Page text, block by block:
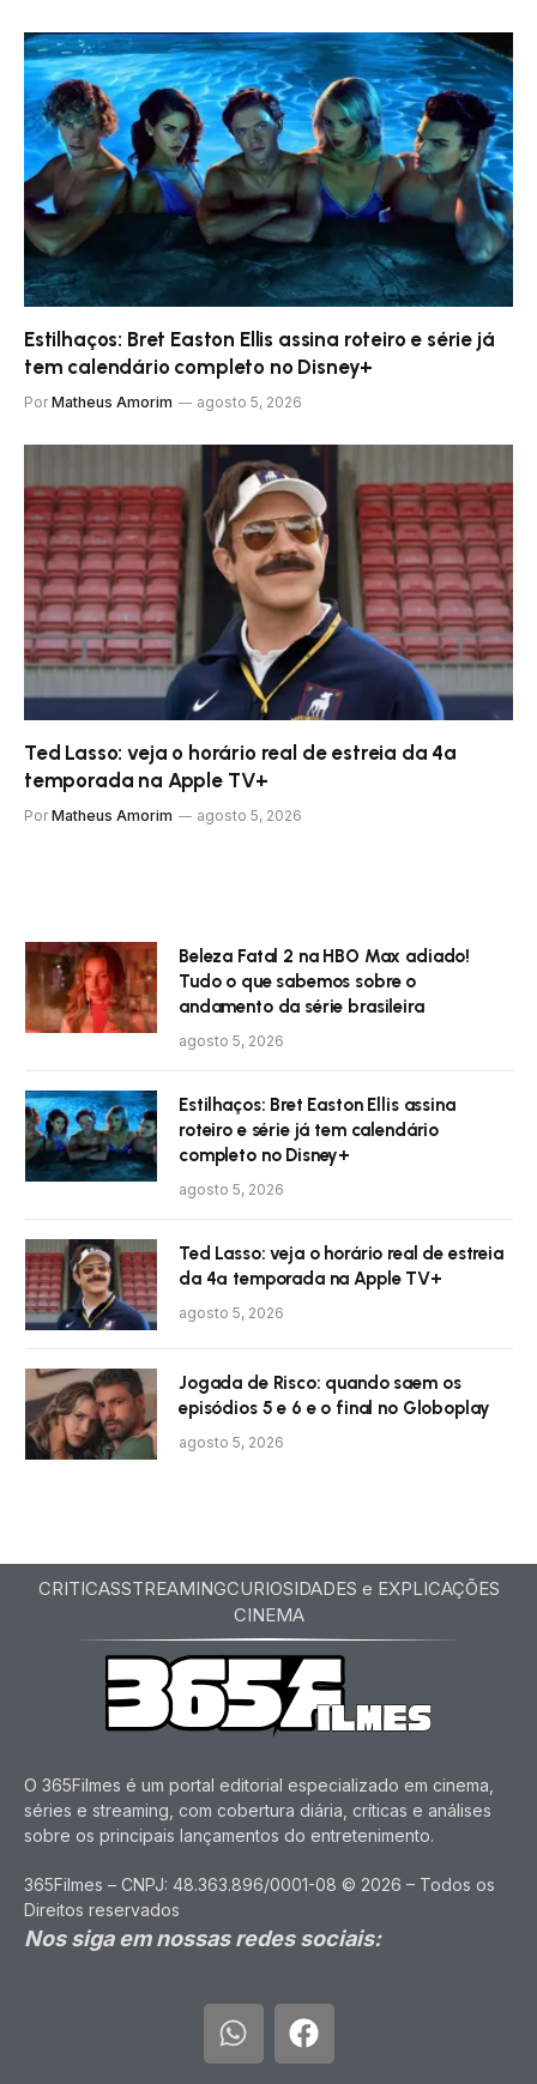
Estilhaços: Bret Easton Ellis assina roteiro e série já
tem calendário completo no Disney+
Por Matheus Amorim agosto 5, 2026
Ted Lasso: veja o horário real de estreia da 4ª
temporada na Apple TV+
Por Matheus Amorim agosto 5, 2026
Beleza Fatal 2 na HBO Max adiado!
Tudo o que sabemos sobre o
andamento da série brasileira
agosto 5, 2026
Estilhaços: Bret Easton Ellis assina
roteiro e série já tem calendário
completo no Disney+
agosto 5, 2026
Ted Lasso: veja o horário real de estreia
da 4ª temporada na Apple TV+
agosto 5, 2026
Jogada de Risco: quando saem os
episódios 5 e 6 e o final no Globoplay
agosto 5, 2026
CRITICASSTREAMINGCURIOSIDADES e EXPLICAÇÕES
CINEMA
O 365Filmes é um portal editorial especializado em cinema,
séries e streaming, com cobertura diária, críticas e análises
sobre os principais lançamentos do entretenimento.
365Filmes – CNPJ: 48.363.896/0001-08 © 2026 – Todos os
Direitos reservados
Nos siga em nossas redes sociais: